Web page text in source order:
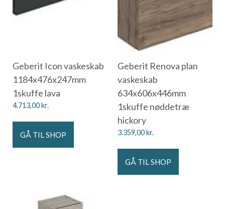
Geberit Icon vaskeskab
1184x476x247mm
1skuffe lava
4.713,00kr.
GÅ TIL SHOP
Geberit Renova plan
vaskeskab
634x606x446mm
1skuffe nøddetræ
hickory
3.359,00kr.
GÅ TIL SHOP